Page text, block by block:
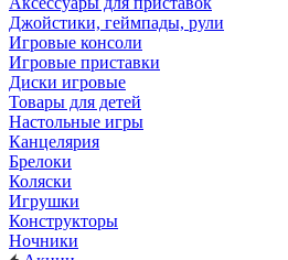
Джойстики, геймпады, рули
Игровые консоли
Игровые приставки
Диски игровые
Товары для детей
Настольные игры
Канцелярия
Брелоки
Коляски
Игрушки
Конструкторы
Ночники